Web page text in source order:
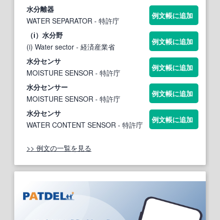
水分離器
WATER SEPARATOR - 特許庁
例文帳に追加
（ⅰ） 水分野
(i) Water sector - 経済産業省
例文帳に追加
水分センサ
MOISTURE SENSOR - 特許庁
例文帳に追加
水分センサー
MOISTURE SENSOR - 特許庁
例文帳に追加
水分センサ
WATER CONTENT SENSOR - 特許庁
例文帳に追加
>> 例文の一覧を見る